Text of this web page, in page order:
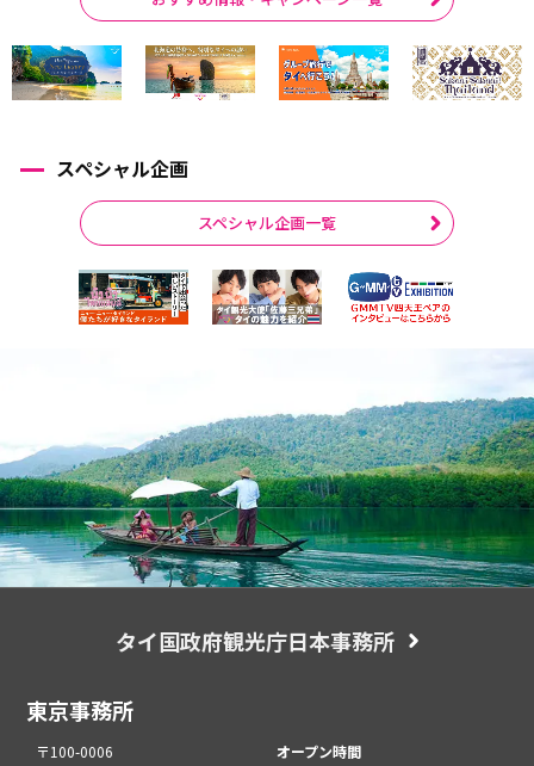
スペシャル企画
スペシャル企画一覧
タイ国政府観光庁日本事務所
東京事務所
〒100-0006
オープン時間